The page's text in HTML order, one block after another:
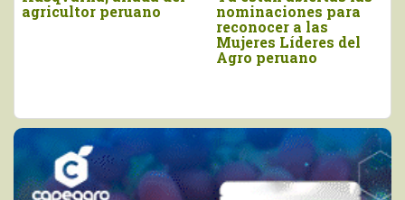
movimiento que
impulsa una visión de
empresas por
participar en “Mujeres
Líderes del Agro”